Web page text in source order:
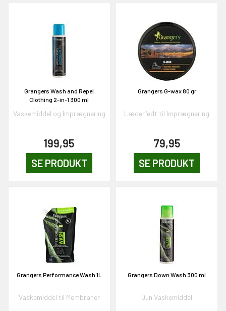
Grangers Wash and Repel
Clothing 2-in-1 300 ml
Vaskemiddel og Imprægnering
199,95
SE PRODUKT
Grangers G-wax 80 gr
Læderfedt til Imprægnering
79,95
SE PRODUKT
Grangers Performance Wash 1L
Vaskemiddel til Membraner
Grangers Down Wash 300 ml
Dun Vaskemiddel
om måneden
NEJ TAK!